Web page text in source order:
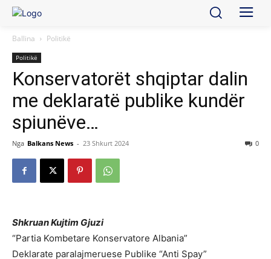
Ballina Politikë
Politikë
Konservatorët shqiptar dalin
me deklaratë publike kundër
spiunëve…
Nga Balkans News - 23 Shkurt 2024 0
Shkruan Kujtim Gjuzi
“Partia Kombetare Konservatore Albania”
Deklarate paralajmeruese Publike “Anti Spay”